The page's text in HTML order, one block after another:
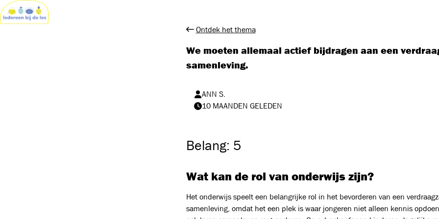
Ontdek het thema
We moeten allemaal actief bijdragen aan een
samenleving.
ANN S.
10 MAANDEN GELEDEN
Belang: 5
Wat kan de rol van onderwijs zijn?
Het onderwijs speelt een belangrijke rol in het bevorderen van een
samenleving, omdat het een plek is waar jongeren niet alleen kennis